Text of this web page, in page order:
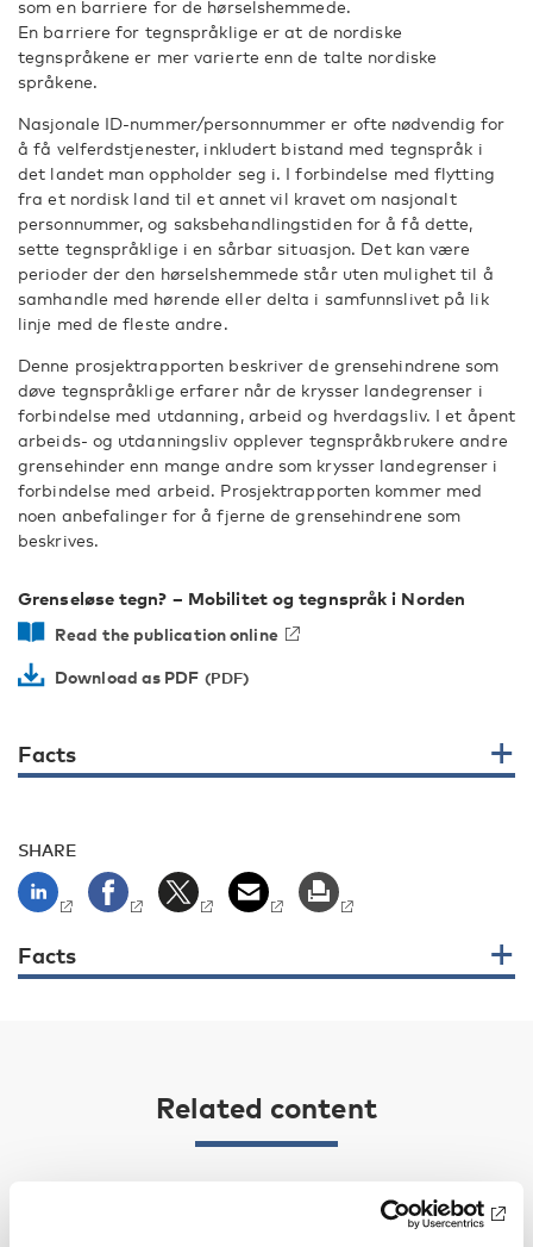
som en barriere for de hørselshemmede.
En barriere for tegnspråklige er at de nordiske
tegnspråkene er mer varierte enn de talte nordiske
språkene.
Nasjonale ID-nummer/personnummer er ofte nødvendig for
å få velferdstjenester, inkludert bistand med tegnspråk i
det landet man oppholder seg i. I forbindelse med flytting
fra et nordisk land til et annet vil kravet om nasjonalt
personnummer, og saksbehandlingstiden for å få dette,
sette tegnspråklige i en sårbar situasjon. Det kan være
perioder der den hørselshemmede står uten mulighet til å
samhandle med hørende eller delta i samfunnslivet på lik
linje med de fleste andre.
Denne prosjektrapporten beskriver de grensehindrene som
døve tegnspråklige erfarer når de krysser landegrenser i
forbindelse med utdanning, arbeid og hverdagsliv. I et åpent
arbeids- og utdanningsliv opplever tegnspråkbrukere andre
grensehinder enn mange andre som krysser landegrenser i
forbindelse med arbeid. Prosjektrapporten kommer med
noen anbefalinger for å fjerne de grensehindrene som
beskrives.
Grenseløse tegn? – Mobilitet og tegnspråk i Norden
Read the publication online
Download as PDF
Facts
SHARE
Facts
Related content